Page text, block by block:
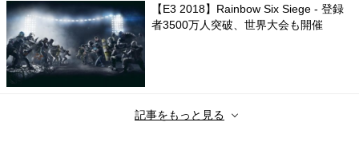
【E3 2018】Rainbow Six Siege - 登録
者3500万人突破、世界大会も開催
記事をもっと見る